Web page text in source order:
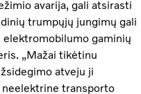
avarija, gali atsirasti
trumpųjų jungimų gali
elektromobilumo gaminių
„Mažai tikėtinu
atveju ji
neelektrine transporto